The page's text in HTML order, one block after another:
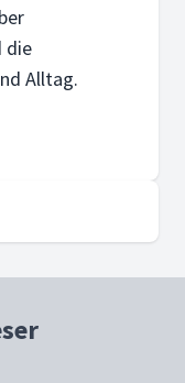
die
Alltag.